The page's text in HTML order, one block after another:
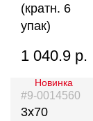
(кратн. 6
упак)
1 040.9 р.
#9-0014560
Новинка
3х70